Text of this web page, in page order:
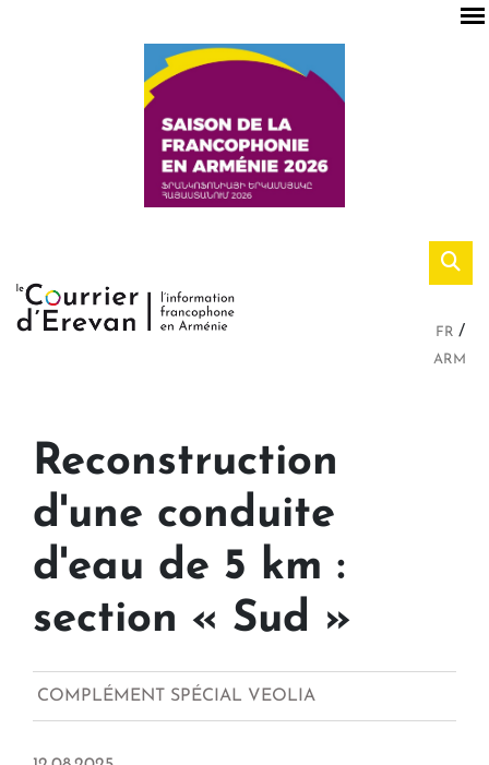
FR
ARM
Reconstruction
d'une conduite
d'eau de 5 km :
section « Sud »
COMPLÉMENT SPÉCIAL VEOLIA